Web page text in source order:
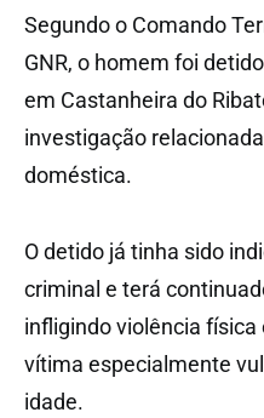
Segundo o Comando
GNR, o homem foi
em Castanheira do
investigação
doméstica.
O detido já tinha sido
criminal e terá
infligindo violência física
vítima especialmente
idade.